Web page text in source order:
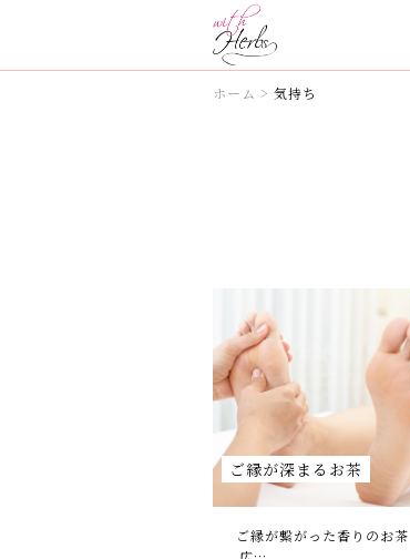
ホーム > 気持ち
ご縁が深まるお茶
ご縁が繋がった香りのお茶